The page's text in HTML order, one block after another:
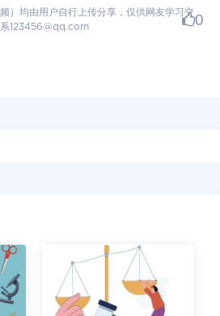
）均由用户自行上传分享，仅供网友学习交
123456@qq.com
0